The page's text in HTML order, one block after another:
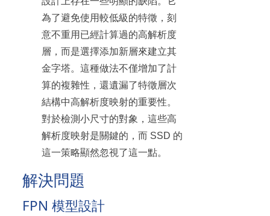
為了避免使用較低級的特徵，刻
意不重用已經計算過的高解析度
層，而是選擇添加新層來建立其
金字塔。這種做法不僅增加了計
算的複雜性，還遺漏了特徵層次
結構中高解析度映射的重要性。
對於檢測小尺寸的對象，這些高
解析度映射是關鍵的，而 SSD 的
這一策略顯然忽視了這一點。
解決問題
FPN 模型設計